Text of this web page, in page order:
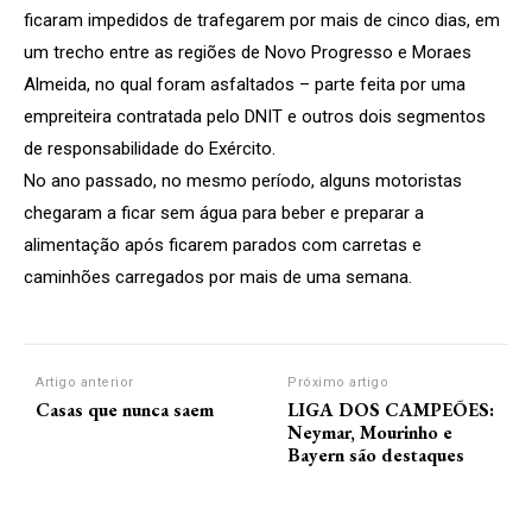
ficaram impedidos de trafegarem por mais de cinco dias, em
um trecho entre as regiões de Novo Progresso e Moraes
Almeida, no qual foram asfaltados – parte feita por uma
empreiteira contratada pelo DNIT e outros dois segmentos
de responsabilidade do Exército.
No ano passado, no mesmo período, alguns motoristas
chegaram a ficar sem água para beber e preparar a
alimentação após ficarem parados com carretas e
caminhões carregados por mais de uma semana.
Artigo anterior
Casas que nunca saem
Próximo artigo
LIGA DOS CAMPEÕES:
Neymar, Mourinho e
Bayern são destaques